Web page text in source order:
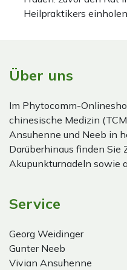
Heilpraktikers einholen.
Über uns
Im Phytocomm-
chinesische Medizin
Ansuhenne und Neeb in
Darüberhinaus finden Sie
Akupunkturnadeln sowie
Service
Georg Weidinger
Gunter Neeb
Vivian Ansuhenne